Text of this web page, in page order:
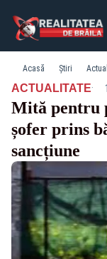
Acasă Știri
ACTUALITATE·
Mită pentru
șofer prins
sancțiune